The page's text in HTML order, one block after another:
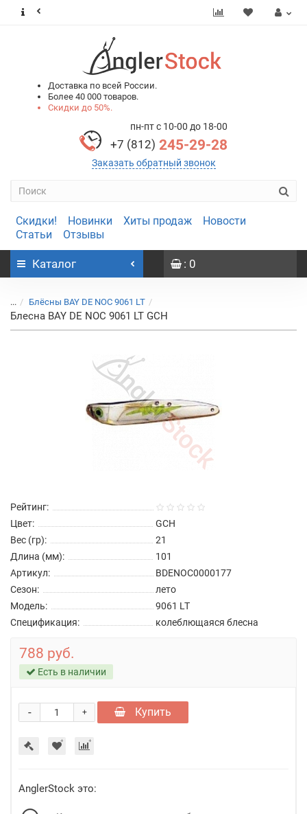
Доставка по всей России.
Более 40 000 товаров.
Скидки до 50%.
пн-пт с 10-00 до 18-00
+7 (812) 245-29-28
Заказать обратный звонок
Скидки! Новинки Хиты продаж
Новости
Статьи
Отзывы
Каталог : 0
... Блёсны BAY DE NOC 9061 LT
Блесна BAY DE NOC 9061 LT GCH
Рейтинг:
Цвет:
GCH
Вес (гр):
21
Длина (мм):
101
Артикул:
BDENOC0000177
Сезон:
лето
Модель:
9061 LT
Спецификация:
колеблющаяся блесна
788 руб.
Есть в наличии
+
- Купить
AnglerStock это: